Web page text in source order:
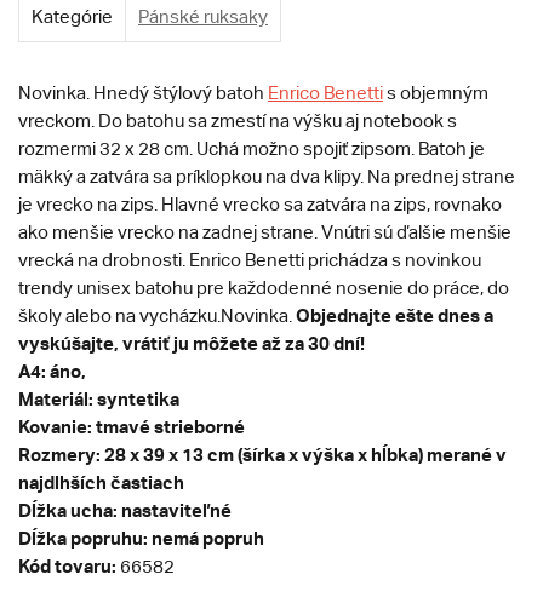
Kategórie Pánské ruksaky
Novinka. Hnedý štýlový batoh Enrico Benettis objemným
vreckom. Do batohu sa zmestí na výšku aj notebook s
rozmermi 32 x 28 cm. Uchá možno spojiť zipsom. Batoh je
mäkký a zatvára sa príklopkou na dva klipy. Na prednej strane
je vrecko na zips. Hlavné vrecko sa zatvára na zips, rovnako
ako menšie vrecko na zadnej strane. Vnútri sú ďalšie menšie
vrecká na drobnosti. Enrico Benetti prichádza s novinkou
trendy unisex batohu pre každodenné nosenie do práce, do
školy alebo na vycházku.Novinka. Objednajte ešte dnes a
vyskúšajte, vrátiť ju môžete až za 30 dní!
A4: áno,
Materiál: syntetika
Kovanie: tmavé strieborné
Rozmery: 28 x 39 x 13 cm (šírka x výška x hĺbka) merané v
najdlhších častiach
Dĺžka ucha: nastaviteľné
Dĺžka popruhu: nemá popruh
Kód tovaru: 66582